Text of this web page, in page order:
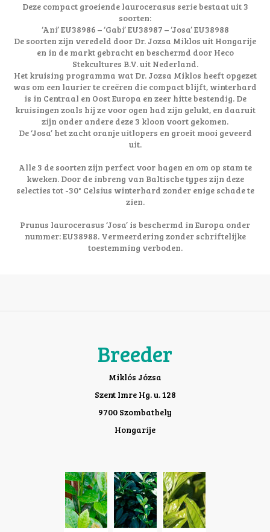
Deze compact groeiende laurocerasus serie bestaat uit 3
soorten:
‘Ani’ EU38986 – ‘Gabi’ EU38987 – ‘Josa’ EU38988
De soorten zijn veredeld door Dr. Jozsa Miklos uit Hongarije
en in de markt gebracht en beschermd door Heco
Stekcultures B.V. uit Nederland.
Het kruising programma wat Dr. Jozsa Miklos heeft opgezet
was om een laurier te creëren die compact blijft, winterhard
is in Centraal en Oost Europa en zeer hitte bestendig. De
kruisingen zoals hij ze voor ogen had zijn gelukt, en daaruit
zijn onder andere deze 3 kloon voort gekomen.
De ‘Josa’ het zacht oranje uitlopers en groeit mooi geveerd
uit.
Alle 3 de soorten zijn perfect voor hagen en om op stam te
kweken. Door de inbreng van Baltische types zijn deze
selecties tot -30° Celsius winterhard zonder enige schade te
zien.
Prunus laurocerasus ‘Josa’ is beschermd in Europa onder
nummer: EU38988. Vermeerdering zonder schriftelijke
toestemming verboden.
Breeder
Miklós Józsa
Szent Imre Hg. u. 128
9700 Szombathely
Hongarije